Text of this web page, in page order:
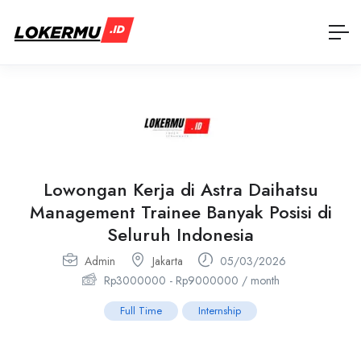
Lowongan Kerja di Astra Daihatsu
Management Trainee Banyak Posisi di
Seluruh Indonesia
Admin Jakarta
05/03/2026
Rp3000000 - Rp9000000 / month
Full Time Internship